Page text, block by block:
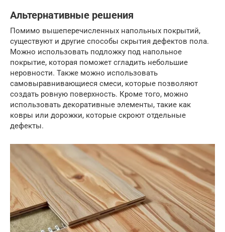
Альтернативные решения
Помимо вышеперечисленных напольных покрытий,
существуют и другие способы скрытия дефектов пола.
Можно использовать подложку под напольное
покрытие, которая поможет сгладить небольшие
неровности. Также можно использовать
самовыравнивающиеся смеси, которые позволяют
создать ровную поверхность. Кроме того, можно
использовать декоративные элементы, такие как
ковры или дорожки, которые скроют отдельные
дефекты.